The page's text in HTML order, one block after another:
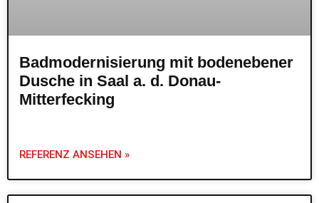
Badmodernisierung mit bodenebener
Dusche in Saal a. d. Donau-
Mitterfecking
REFERENZ ANSEHEN »